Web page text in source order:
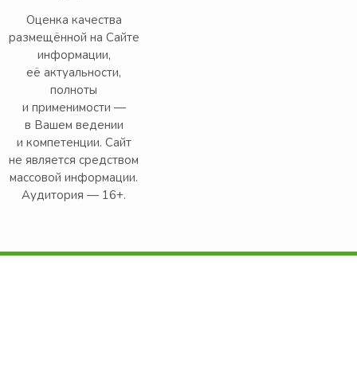
Оценка качества
размещённой на Сайте
информации,
её актуальности,
полноты
и применимости —
в Вашем ведении
и компетенции. Сайт
не является средством
массовой информации.
Аудитория — 16+.